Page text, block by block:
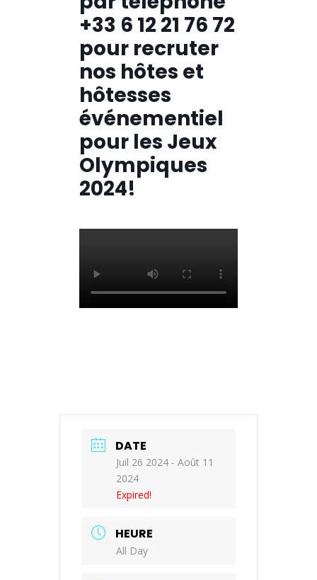
+33 6 12 21 76 72
pour recruter
nos hôtes et
hôtesses
événementiel
pour les Jeux
Olympiques
2024!
DATE
Juil 26 2024 - Août 11
2024
Expired!
HEURE
All Day